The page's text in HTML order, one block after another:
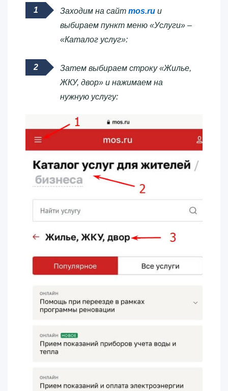
Заходим на сайт mos.ru и
выбираем пункт меню «Услуги» –
«Каталог услуг»:
Затем выбираем строку «Жилье,
ЖКУ, двор» и нажимаем на
нужную услугу: